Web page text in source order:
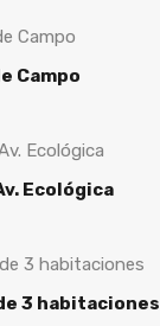
Campo
Ecológica
3 habitaciones